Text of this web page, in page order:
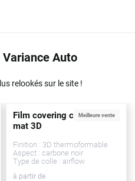
Variance Auto
relookés sur le site !
Meilleure vente
Film covering carbone noir
mat 3D
Finition : 3D thermoformable
Aspect : carbone noir
Type de colle : airflow
à partir de